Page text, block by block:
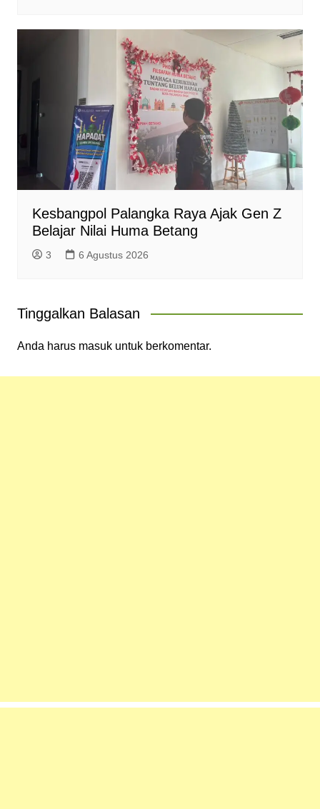
Kesbangpol Palangka Raya Ajak Gen Z
Belajar Nilai Huma Betang
3 6 Agustus 2026
Tinggalkan Balasan
Anda harus masukuntuk berkomentar.